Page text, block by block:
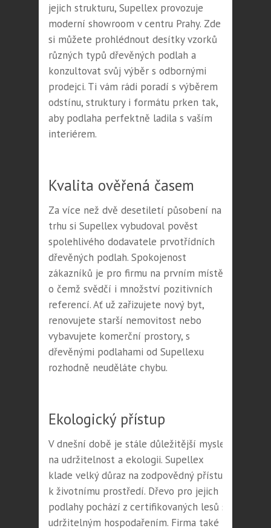
jejich strukturu, Supellex provozuje
moderní showroom v centru Prahy. Zde
si můžete prohlédnout desítky vzorků
různých typů dřevěných podlah a
konzultovat svůj výběr s odbornými
prodejci. Ti vám rádi poradí s výběrem
odstínu, struktury i formátu prken tak,
aby podlaha perfektně ladila s vaším
interiérem.
Kvalita ověřená časem
Za více než dvě desetiletí působení na
trhu si Supellex vybudoval pověst
spolehlivého dodavatele prvotřídních
dřevěných podlah. Spokojenost
zákazníků je pro firmu na prvním místě,
o čemž svědčí i množství pozitivních
referencí. Ať už zařizujete nový byt,
renovujete starší nemovitost nebo
vybavujete komerční prostory, s
dřevěnými podlahami od Supellexu
rozhodně neuděláte chybu.
Ekologický přístup
V dnešní době je stále důležitější myslet
na udržitelnost a ekologii. Supellex
klade velký důraz na zodpovědný přístup
k životnímu prostředí. Dřevo pro jejich
podlahy pochází z certifikovaných lesů s
udržitelným hospodařením. Firma také